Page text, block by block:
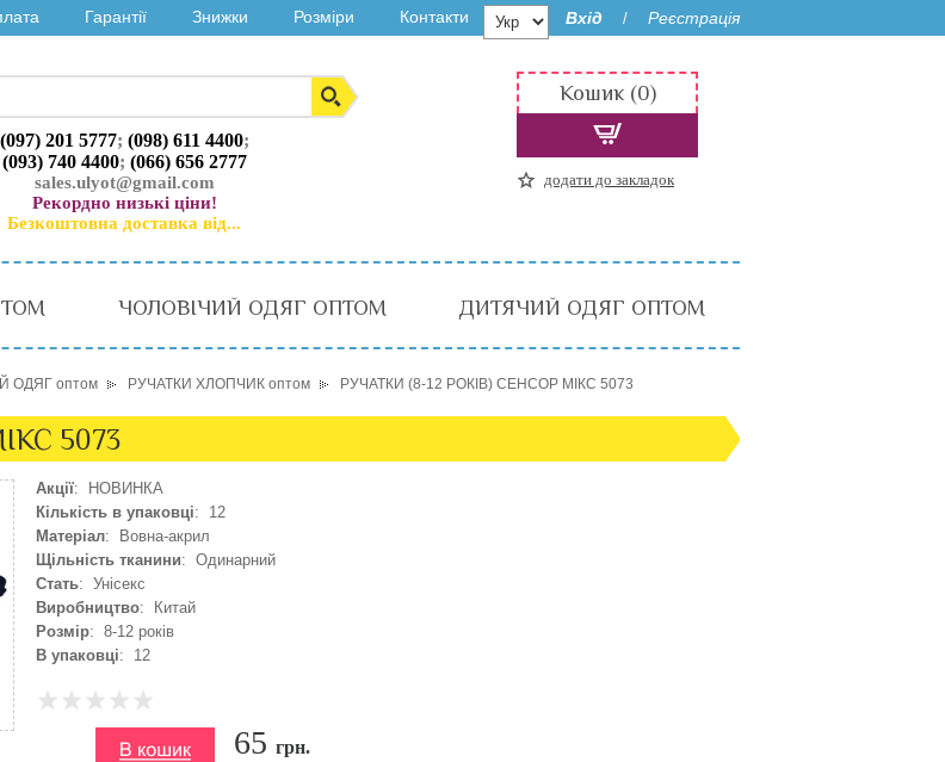
Гарантії Знижки Розміри Контакти Вхід / Реєстрація
(097) 201 5777; (098) 611 4400;
(093) 740 4400; (066) 656 2777
sales.ulyot@gmail.com
Рекордно низькі ціни!
Безкоштовна доставка від...
Кошик (0)
додати до закладок
ЧОЛОВІЧИЙ ОДЯГ ОПТОМ ДИТЯЧИЙ ОДЯГ ОПТОМ
ОДЯГ оптом РУЧАТКИ ХЛОПЧИК оптом РУЧАТКИ (8-12 РОКІВ) СЕНСОР МІКС 5073
5073
Акції: НОВИНКА
Кількість в упаковці: 12
Матеріал: Вовна-акрил
Щільність тканини: Одинарний
Стать: Унісекс
Виробництво: Китай
Розмір: 8-12 років
В упаковці: 12
65 грн.